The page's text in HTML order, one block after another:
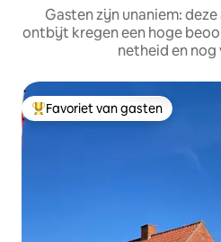
Gasten zijn unaniem:
ontbijt kregen een hoge
netheid en nog
Topfavoriet van gasten
Favoriet van gasten